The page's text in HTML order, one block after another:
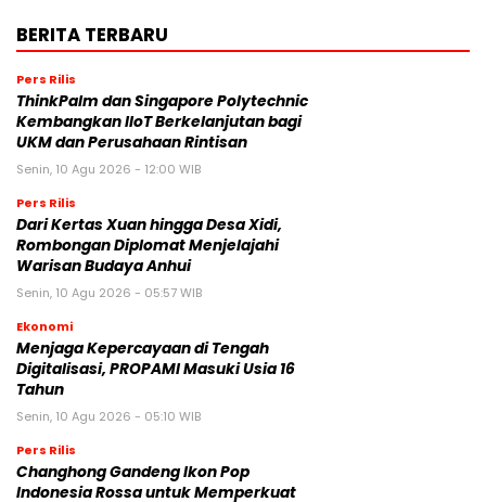
BERITA TERBARU
Pers Rilis
ThinkPalm dan Singapore Polytechnic
Kembangkan IIoT Berkelanjutan bagi
UKM dan Perusahaan Rintisan
Senin, 10 Agu 2026 - 12:00 WIB
Pers Rilis
Dari Kertas Xuan hingga Desa Xidi,
Rombongan Diplomat Menjelajahi
Warisan Budaya Anhui
Senin, 10 Agu 2026 - 05:57 WIB
Ekonomi
Menjaga Kepercayaan di Tengah
Digitalisasi, PROPAMI Masuki Usia 16
Tahun
Senin, 10 Agu 2026 - 05:10 WIB
Pers Rilis
Changhong Gandeng Ikon Pop
Indonesia Rossa untuk Memperkuat